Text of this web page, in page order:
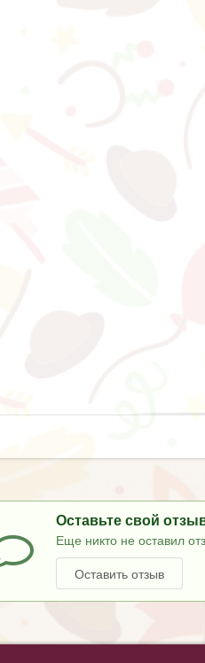
Оставьте свой
Еще никто не оставил
Оставить отзыв